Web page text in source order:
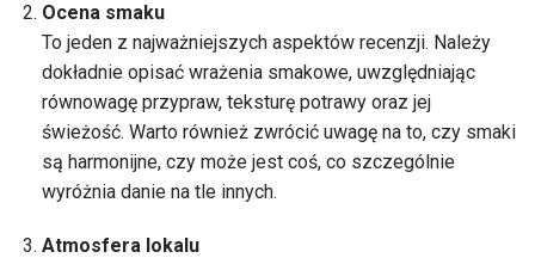
Ocena smaku
To jeden z najważniejszych aspektów recenzji. Należy
dokładnie opisać wrażenia smakowe, uwzględniając
równowagę przypraw, teksturę potrawy oraz jej
świeżość. Warto również zwrócić uwagę na to, czy smaki
są harmonijne, czy może jest coś, co szczególnie
wyróżnia danie na tle innych.
Atmosfera lokalu